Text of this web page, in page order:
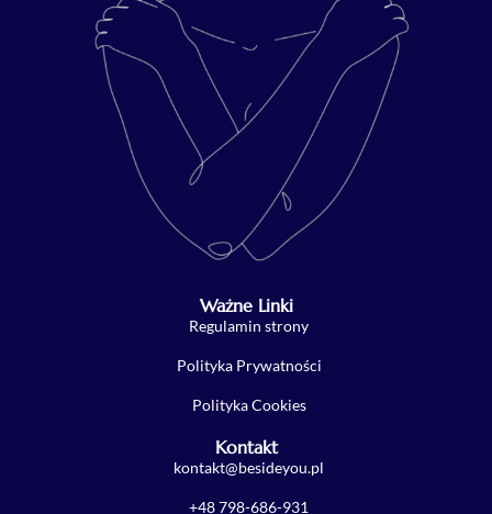
Ważne Linki
Regulamin strony
Polityka Prywatności
Polityka Cookies
Kontakt
kontakt@besideyou.pl
+48 798-686-931